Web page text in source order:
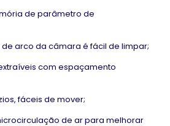
de parâmetro de
de arco da câmara é fácil de limpar;
com espaçamento
fáceis de mover;
de ar para melhorar